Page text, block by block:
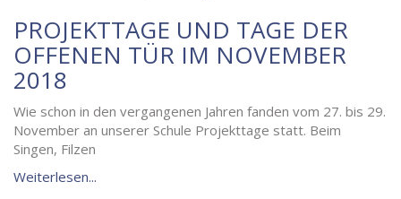
PROJEKTTAGE UND TAGE DER
OFFENEN TÜR IM NOVEMBER
2018
Wie schon in den vergangenen Jahren fanden vom 27. bis 29.
November an unserer Schule Projekttage statt. Beim
Singen, Filzen
Weiterlesen...